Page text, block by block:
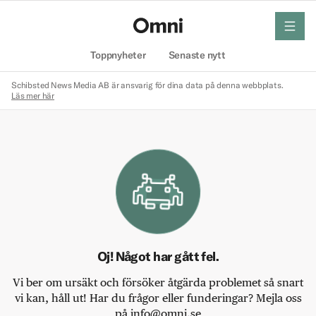
Toppnyheter Senaste nytt
meny
Schibsted News Media AB är ansvarig för dina data på denna webbplats.
Läs mer här
Oj! Något har gått fel.
Vi ber om ursäkt och försöker åtgärda problemet så snart
vi kan, håll ut! Har du frågor eller funderingar? Mejla oss